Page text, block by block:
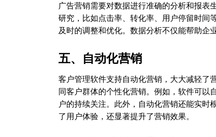
广告营销需要对数据进行准确的分析和报表
研究，比如点击率、转化率、用户停留时间
及时的调整和优化。数据分析不仅能帮助企
五、自动化营销
客户管理软件支持自动化营销，大大减轻了
同客户群体的个性化营销。例如，软件可以
户的持续关注。此外，自动化营销还能实
了用户体验，还显著提升了营销效果。